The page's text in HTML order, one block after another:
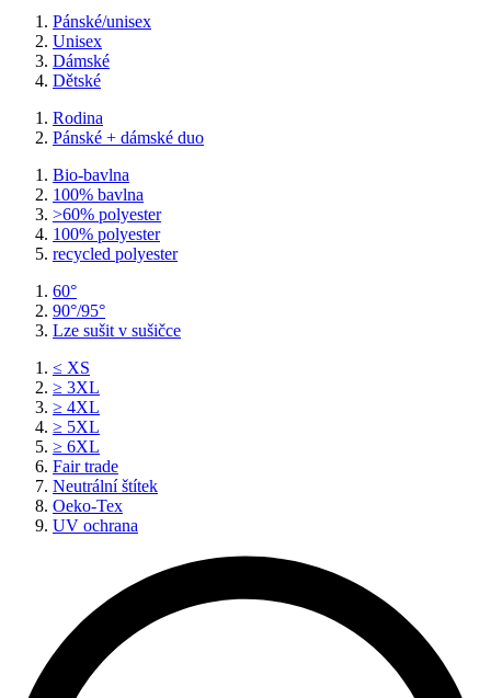
Pánské/unisex
Unisex
Dámské
Dětské
Rodina
Pánské + dámské duo
Bio-bavlna
100% bavlna
>60% polyester
100% polyester
recycled polyester
60°
90°/95°
Lze sušit v sušičce
≤ XS
≥ 3XL
≥ 4XL
≥ 5XL
≥ 6XL
Fair trade
Neutrální štítek
Oeko-Tex
UV ochrana